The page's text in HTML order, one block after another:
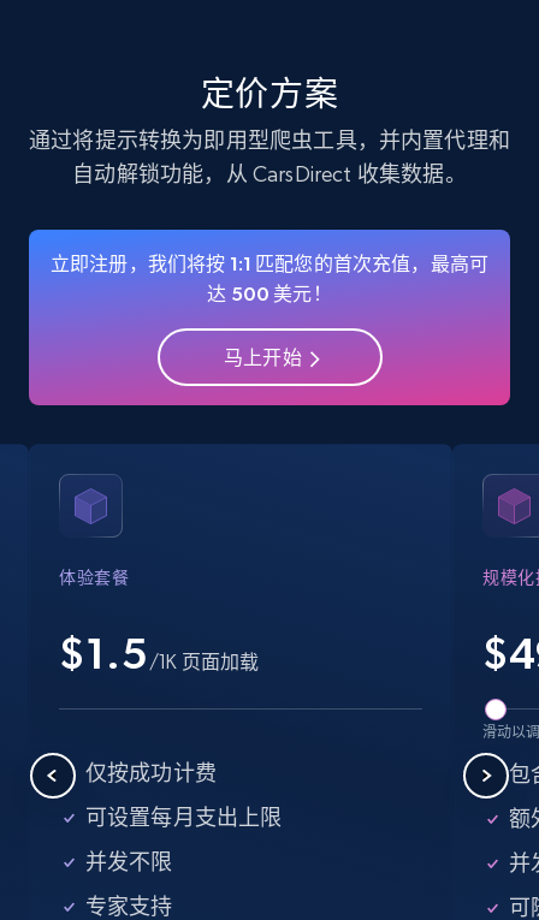
22.3K+ 3.5K+ 立即购买
Crunchbase companies information
Industries, Operating status, and more.
Business Popular Enriched
15.6K+
URL, Job posting id, Job title, Company name,
Company id, Job location, Job summary, Job
15.3K+ 2.2K+
定价方案
通过将提示转换为即用型爬虫工具，并内置代理和
自动解锁功能，从 CarsDirect 收集数据。
立即注册，我们将按 1:1 匹配您的首次充值，最高可
达 500 美元！
马上开始
体验套餐
$1.5 /1K 页面加载
仅按成功计费
可设置每月支出上限
并发不限
专家支持
规模化
$
滑动以
包
额
并
可